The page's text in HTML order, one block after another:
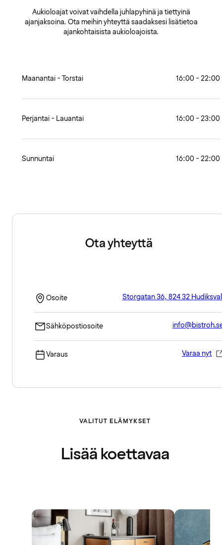
Aukioloajat voivat vaihdella juhlapyhinä ja tiettyinä
ajanjaksoina. Ota meihin yhteyttä saadaksesi lisätietoa
ajankohtaisista aukioloajoista.
Maanantai - Torstai 16:00 - 22:00
Perjantai - Lauantai 16:00 - 23:00
Sunnuntai 16:00 - 22:00
Ota yhteyttä
Osoite Storgatan 36, 824 32
Sähköpostiosoite
Varaus Varaa nyt
VALITUT ELÄMYKSET
Lisää koettavaa